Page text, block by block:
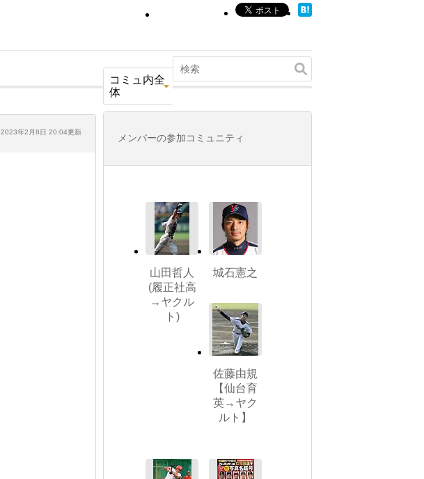
コミュ内全
体
2023年2月8日 20:04更新
メンバーの参加コミュニティ
山田哲人
(履正社高
→ヤクル
ト)
城石憲之
佐藤由規
【仙台育
英→ヤク
ルト】